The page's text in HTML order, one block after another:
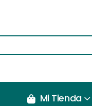
Mi Tienda